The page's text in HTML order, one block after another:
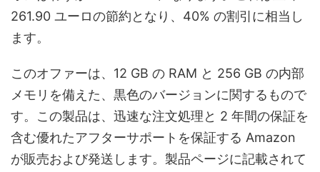
261.90 ユーロの節約となり、40% の割引に相当し
ます。
このオファーは、12 GB の RAM と 256 GB の内部
メモリを備えた、黒色のバージョンに関するもので
す。この製品は、迅速な注文処理と 2 年間の保証を
含む優れたアフターサポートを保証する Amazon
が販売および発送します。製品ページに記載されて